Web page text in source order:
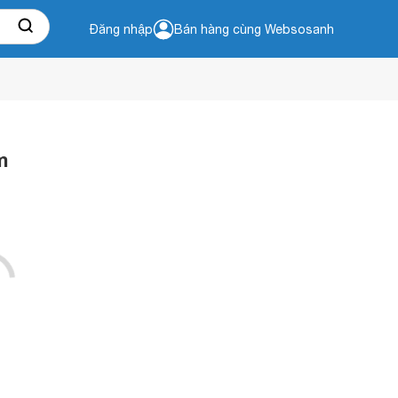
Đăng nhập Bán hàng cùng Websosanh